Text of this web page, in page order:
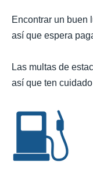
Encontrar un buen
así que espera
Las multas de
así que ten